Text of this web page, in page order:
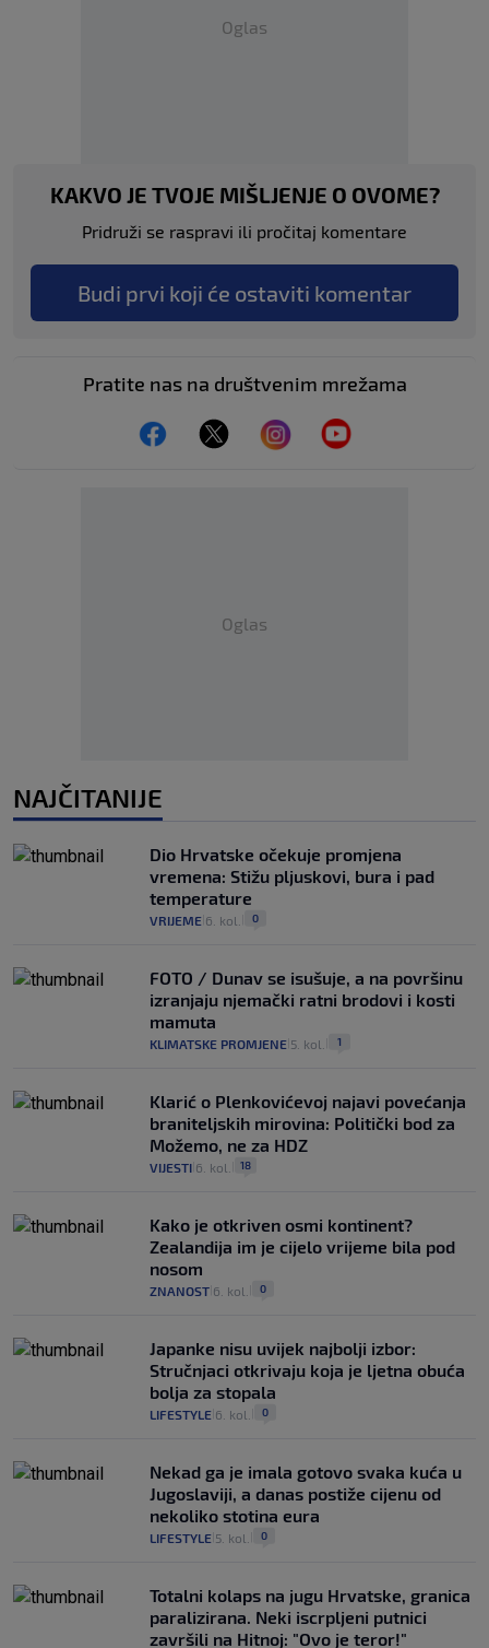
Oglas
KAKVO JE TVOJE MIŠLJENJE O OVOME?
Pridruži se raspravi ili pročitaj komentare
Budi prvi koji će ostaviti komentar
Pratite nas na društvenim mrežama
Oglas
NAJČITANIJE
Dio Hrvatske očekuje promjena
vremena: Stižu pljuskovi, bura i pad
temperature
VRIJEME 6. kol. 0
FOTO / Dunav se isušuje, a na površinu
izranjaju njemački ratni brodovi i kosti
mamuta
KLIMATSKE PROMJENE 5. kol. 1
Klarić o Plenkovićevoj najavi povećanja
braniteljskih mirovina: Politički bod za
Možemo, ne za HDZ
VIJESTI 6. kol. 18
Kako je otkriven osmi kontinent?
Zealandija im je cijelo vrijeme bila pod
nosom
ZNANOST 6. kol. 0
Japanke nisu uvijek najbolji izbor:
Stručnjaci otkrivaju koja je ljetna obuća
bolja za stopala
LIFESTYLE 6. kol. 0
Nekad ga je imala gotovo svaka kuća u
Jugoslaviji, a danas postiže cijenu od
nekoliko stotina eura
LIFESTYLE 5. kol. 0
Totalni kolaps na jugu Hrvatske, granica
paralizirana. Neki iscrpljeni putnici
završili na Hitnoj: "Ovo je teror!"